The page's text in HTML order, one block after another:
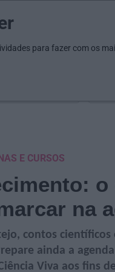
E CURSOS
na
contos
ainda a
Viva aos fins
para fazer com os